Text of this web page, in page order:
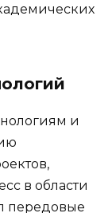
и
в области
передовые